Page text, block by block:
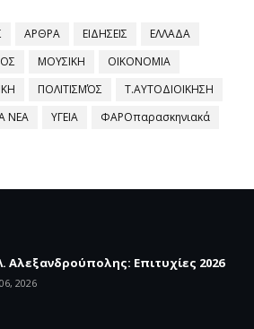
ΑΡΘΡΑ ΕΙΔΗΣΕΙΣ
ΕΛΛΑΔΑ
ΜΟΥΣΙΚΗ
ΟΙΚΟΝΟΜΙΑ
ΠΟΛΙΤΙΣΜΌΣ
Τ.ΑΥΤΟΔΙΟΙΚΗΣΗ
ΝΕΑ ΥΓΕΙΑ
ΦΑΡΟπαρασκηνιακά
Αλεξανδρούπολης: Επιτυχίες 2026
2026